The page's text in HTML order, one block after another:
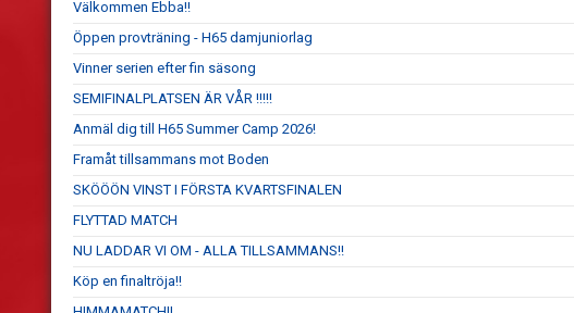
Välkommen Ebba!!
Öppen provträning - H65 damjuniorlag
Vinner serien efter fin säsong
SEMIFINALPLATSEN ÄR VÅR !!!!!
Anmäl dig till H65 Summer Camp 2026!
Framåt tillsammans mot Boden
SKÖÖÖN VINST I FÖRSTA KVARTSFINALEN
FLYTTAD MATCH
NU LADDAR VI OM - ALLA TILLSAMMANS!!
Köp en finaltröja!!